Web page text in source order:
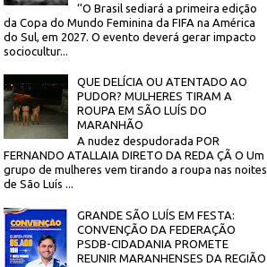
‘’O Brasil sediará a primeira edição
da Copa do Mundo Feminina da FIFA na América
do Sul, em 2027. O evento deverá gerar impacto
sociocultur...
QUE DELÍCIA OU ATENTADO AO
PUDOR? MULHERES TIRAM A
ROUPA EM SÃO LUÍS DO
MARANHÃO
A nudez despudorada POR
FERNANDO ATALLAIA DIRETO DA REDA ÇÃ O Um
grupo de mulheres vem tirando a roupa nas noites
de São Luís ...
GRANDE SÃO LUÍS EM FESTA:
CONVENÇÃO DA FEDERAÇÃO
PSDB-CIDADANIA PROMETE
REUNIR MARANHENSES DA REGIÃO